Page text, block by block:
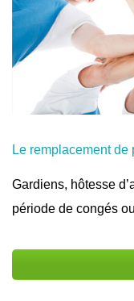
Le remplacement de
Gardiens, hôtesse
période de congés